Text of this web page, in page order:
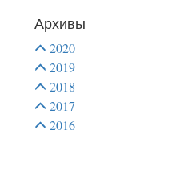
Архивы
2020
2019
2018
2017
2016